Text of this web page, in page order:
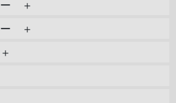
ー ＋
ー ＋